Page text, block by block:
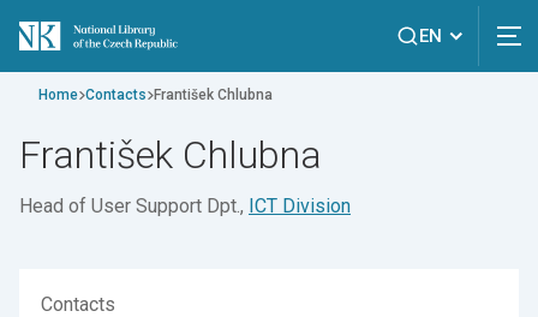
EN
Home Contacts František Chlubna
František Chlubna
Head of User Support Dpt., ICT Division
Contacts